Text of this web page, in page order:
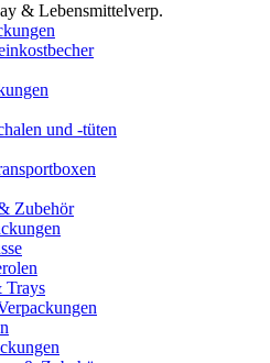
& Lebensmittelverp.
und -tüten
Zubehör
Trays